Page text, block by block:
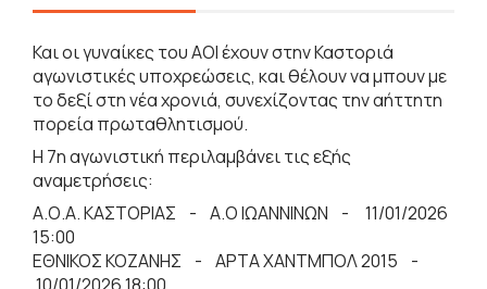
Και οι γυναίκες του ΑΟΙ έχουν στην Καστοριά
αγωνιστικές υποχρεώσεις, και θέλουν να μπουν με
το δεξί στη νέα χρονιά, συνεχίζοντας την αήττητη
πορεία πρωταθλητισμού.
Η 7η αγωνιστική περιλαμβάνει τις εξής
αναμετρήσεις:
Α.Ο.Α. ΚΑΣΤΟΡΙΑΣ - Α.Ο ΙΩΑΝΝΙΝΩΝ - 11/01/2026
15:00
ΕΘΝΙΚΟΣ ΚΟΖΑΝΗΣ - ΑΡΤΑ ΧΑΝΤΜΠΟΛ 2015 -
10/01/2026 18:00